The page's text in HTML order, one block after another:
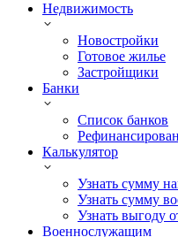
Недвижимость
Новостройки
Готовое жилье
Застройщики
Банки
Список банков
Калькулятор
Узнать сумму
Узнать сумму
Узнать выгоду
Военнослужащим